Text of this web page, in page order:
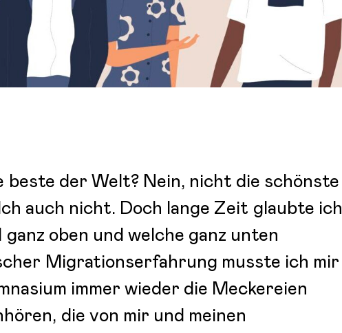
der Welt? Nein, nicht die schönste
auch nicht. Doch lange Zeit glaubte ich
oben und welche ganz unten
Migrationserfahrung musste ich mir
immer wieder die Meckereien
die von mir und meinen